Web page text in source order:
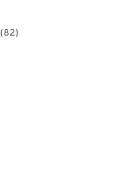
(82)